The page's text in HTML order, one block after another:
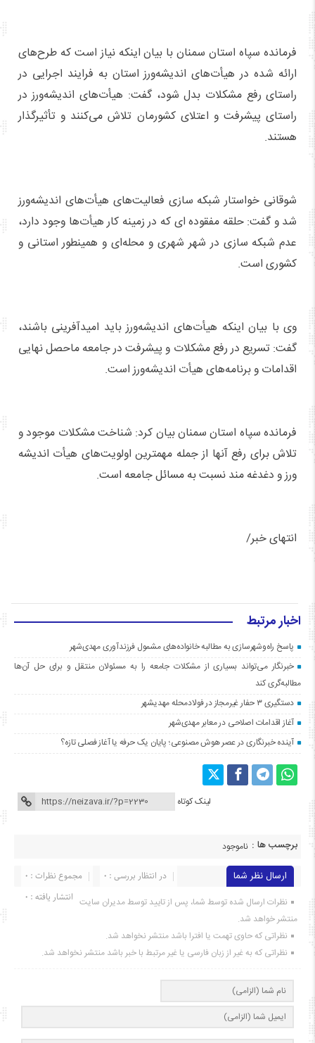
فرمانده سپاه استان سمنان با بیان اینکه نیاز است که طرح‌های
ارائه شده در هیأت‌های اندیشه‌ورز استان به فرایند اجرایی در
راستای رفع مشکلات بدل شود، گفت: هیأت‌های اندیشه‌ورز در
راستای پیشرفت و اعتلای کشورمان تلاش می‌کنند و تأثیرگذار
هستند.
شوقانی خواستار شبکه سازی فعالیت‌های هیأت‌های اندیشه‌ورز
شد و گفت: حلقه مفقوده ای که در زمینه کار هیأت‌ها وجود دارد،
عدم شبکه سازی در شهر شهری و محله‌ای و همینطور استانی و
کشوری است.
وی با بیان اینکه هیأت‌های اندیشه‌ورز باید امیدآفرینی باشند،
گفت: تسریع در رفع مشکلات و پیشرفت در جامعه ماحصل نهایی
اقدامات و برنامه‌های هیأت اندیشه‌ورز است.
فرمانده سپاه استان سمنان بیان کرد: شناخت مشکلات موجود و
تلاش برای رفع آنها از جمله مهمترین اولویت‌های هیأت اندیشه
ورز و دغدغه مند نسبت به مسائل جامعه است.
انتهای خبر/
اخبار مرتبط
پاسخ راه‌وشهرسازی به مطالبه خانواده‌های مشمول فرزندآوری مهدی‌شهر
خبرنگار می‌تواند بسیاری از مشکلات جامعه را به مسئولان منتقل و برای حل آن‌ها
مطالبه‌گری کند
دستگیری ۳ حفار غیرمجاز در فولادمحله مهدیشهر
آغاز اقدامات اصلاحی در معابر مهدی‌شهر
آینده خبرنگاری در عصر هوش مصنوعی؛ پایان یک حرفه یا آغاز فصلی تازه؟
لینک کوتاه
برچسب ها : ناموجود
ارسال نظر شما مجموع نظرات : 0
در انتظار بررسی : 0
انتشار یافته : ۰ نظرات ارسال شده توسط شما، پس از تایید توسط مدیران سایت
منتشر خواهد شد.
نظراتی که حاوی تهمت یا افترا باشد منتشر نخواهد شد.
نظراتی که به غیر از زبان فارسی یا غیر مرتبط با خبر باشد منتشر نخواهد شد.